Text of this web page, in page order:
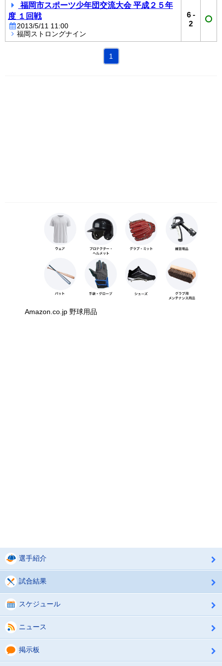
福岡市スポーツ少年団交流大会 平成２５年
度 １回戦
2013/5/11 11:00
福岡ストロングナイン
6-
2
1
Amazon.co.jp 野球用品
選手紹介
試合結果
スケジュール
ニュース
掲示板